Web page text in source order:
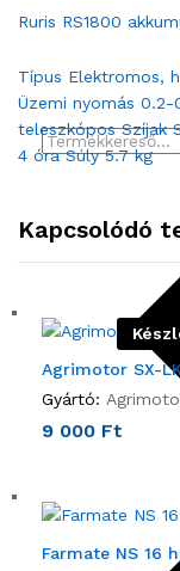
Ruris RS1800
Típus Elektromos,
Üzemi nyomás
teleszkópos Szíjak
4 óra Súly 5.7 kg
Kapcsolódó
Agrimotor SX-
Gyártó:
9 000 Ft
Farmate NS 16